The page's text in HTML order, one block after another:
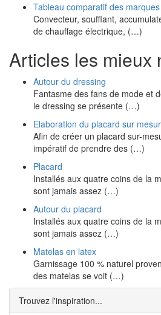
Tableau comparatif des
Convecteur, soufflant,
de chauffage électrique, (…)
Articles les mieux
Autour du dressing
Fantasme des fans de mode et
le dressing se présente (…)
Elaboration du placard sur
Afin de créer un placard sur-
impératif de prendre des (…)
Placard
Installés aux quatre coins de la
sont jamais assez (…)
Autour du placard
Installés aux quatre coins de la
sont jamais assez (…)
Matelas en latex
Garnissage 100 % naturel
des matelas se voit (…)
Trouvez l'inspiration...